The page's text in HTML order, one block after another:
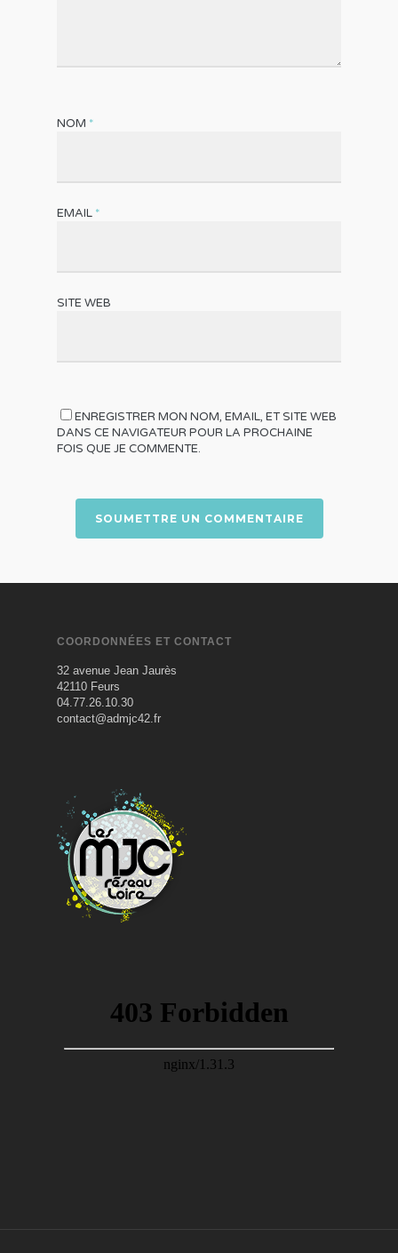
NOM *
EMAIL *
SITE WEB
ENREGISTRER MON NOM, EMAIL, ET SITE WEB
DANS CE NAVIGATEUR POUR LA PROCHAINE
FOIS QUE JE COMMENTE.
COORDONNÉES ET CONTACT
32 avenue Jean Jaurès
42110 Feurs
04.77.26.10.30
contact@admjc42.fr